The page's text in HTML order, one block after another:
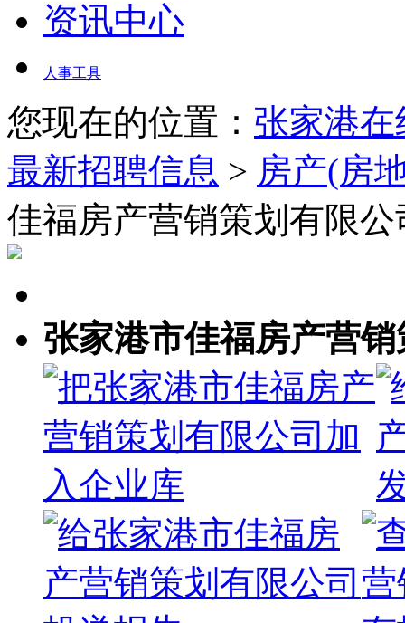
资讯中心
人事工具
您现在的位置： 张家港
最新招聘信息 > 房产(房
佳福房产营销策划有限
张家港市佳福房产营